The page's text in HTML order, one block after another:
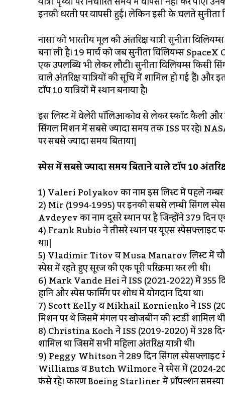
इनकी धरती पर वापसी हुई। लेकिन इसी के चलते सुनीता
नासा की भारतीय मूल की अंतरिक्ष यात्री सुनीता
बना ली है। 19 मार्च को जब सुनीता विलियम्स
एक उपलब्धि भी लेकर लौटीं। सुनीता विलियम्स किसी
वाले अंतरिक्ष यात्रियों की सूचि में शामिल हो गई हैं। और
टॉप 10 यात्रियों में स्थान बनाया है।
इस लिस्ट में वेलेरी पॉलिआकोव से लेकर स्कॉट कैली और
सिंगल मिशन में सबसे ज्यादा समय तक ISS पर रहे।
पर सबसे ज्यादा समय बिताया|
स्पेस में सबसे ज्यादा समय बिताने वाले टॉप 10 अंतरिक्ष
1) Valeri Polyakov का नाम इस लिस्ट में पहले नम्बर
2) Mir (1994-1995) पर इनकी सबसे लम्बी सिंगल
Avdeyev का नाम दूसरे स्थान पर है जिन्होंने 379
4) Frank Rubio ने तीसरे स्थान पर यूएस
था।|
5) Vladimir Titov व Musa Manarov लिस्ट में चौथे
स्पेस में रहते हुए सूरज की एक पूरी परिक्रमा कर ली थी।
6) Mark Vande Hei ने ISS (2021-2022) में 355
हानि और स्पेस फार्मिंग पर शोध में योगदान दिया था।
7) Scott Kelly व Mikhail Kornienko ने ISS
मिशन पर थे जिसमें मंगल पर खोजबीन की स्टडी शामिल
8) Christina Koch ने ISS (2019-2020) में 328
शामिल था जिसमें सभी महिला अंतरिक्ष यात्री थीं।
9) Peggy Whitson ने 289 दिन सिंगल स्पेसफ्लाइट में
Williams व Butch Wilmore ने स्पेस में (2024-
फंसे रहे। कारण Boeing Starliner में प्रॉपल्शन